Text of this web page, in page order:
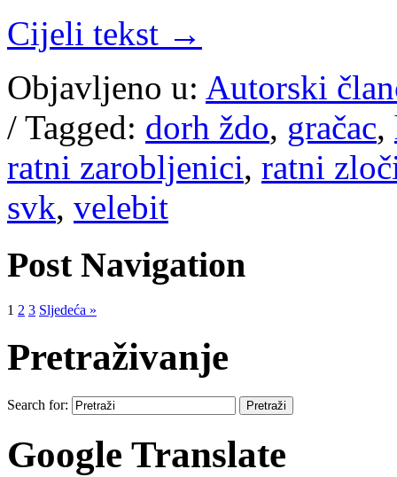
Cijeli tekst →
Objavljeno u: Autorski
/ Tagged: dorh ždo, gračac,
ratni zarobljenici, ratni
svk, velebit
Post Navigation
1 2 3 Sljedeća »
Pretraživanje
Search for:
Google Translate